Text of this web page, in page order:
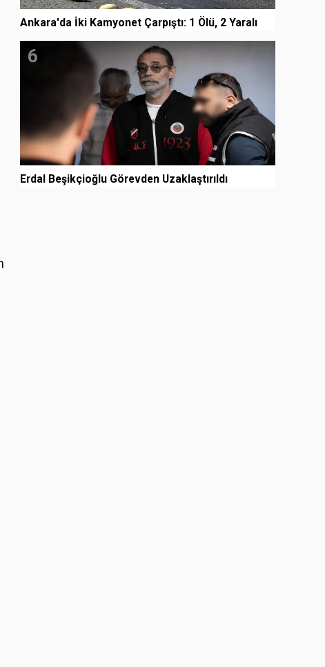
Ankara'da İki Kamyonet Çarpıştı: 1 Ölü, 2 Yaralı
6
Erdal Beşikçioğlu Görevden Uzaklaştırıldı